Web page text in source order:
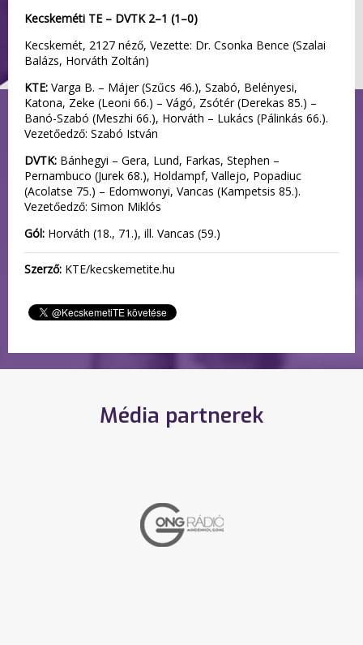
Kecskeméti TE – DVTK 2–1 (1–0)
Kecskemét, 2127 néző, Vezette: Dr. Csonka Bence (Szalai
Balázs, Horváth Zoltán)
KTE: Varga B. – Májer (Szűcs 46.), Szabó, Belényesi,
Katona, Zeke (Leoni 66.) – Vágó, Zsótér (Derekas 85.) –
Banó-Szabó (Meszhi 66.), Horváth – Lukács (Pálinkás 66.).
Vezetőedző: Szabó István
DVTK: Bánhegyi – Gera, Lund, Farkas, Stephen –
Pernambuco (Jurek 68.), Holdampf, Vallejo, Popadiuc
(Acolatse 75.) – Edomwonyi, Vancas (Kampetsis 85.).
Vezetőedző: Simon Miklós
Gól: Horváth (18., 71.), ill. Vancas (59.)
Szerző: KTE/kecskemetite.hu
Média partnerek